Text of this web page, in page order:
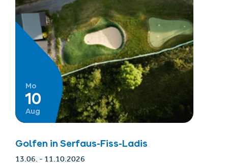
Mo
10
Aug
Golfen in Serfaus-Fiss-Ladis
13.06. - 11.10.2026